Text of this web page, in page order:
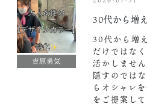
吉原勇気
30代から増
30代から増
だけではな
活かしませ
隠すのでは
らオシャレ
をご提案し